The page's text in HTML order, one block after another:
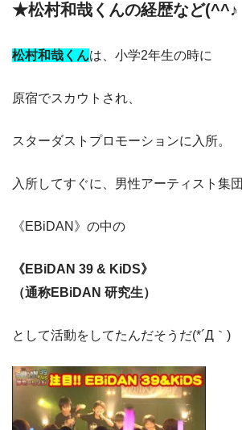
★松村和哉くんの経歴など(^^♪
松村和哉くんは、小学2年生の時に
原宿でスカウトされ、
スターダストプロモーションに入所。
入所してすぐに、男性アーティスト集団
《EBiDAN》の中の
《EBiDAN 39 & KiDS》
（通称EBiDAN 研究生）
として活動をしてたんだそうだ(*´Д｀)